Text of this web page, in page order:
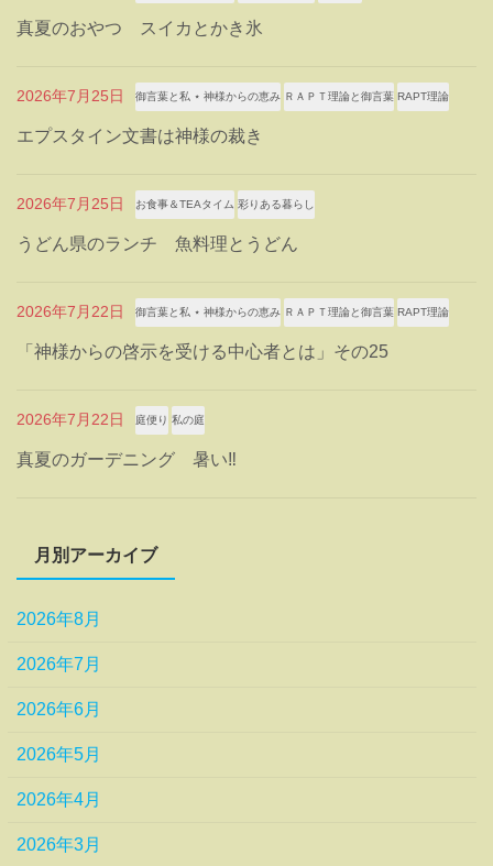
真夏のおやつ スイカとかき氷
2026年7月25日 御言葉と私 ⋆ 神様からの恵み ＲＡＰＴ理論と御言葉 RAPT理論
エプスタイン文書は神様の裁き
2026年7月25日 お食事＆TEAタイム 彩りある暮らし
うどん県のランチ 魚料理とうどん
2026年7月22日 御言葉と私 ⋆ 神様からの恵み ＲＡＰＴ理論と御言葉 RAPT理論
「神様からの啓示を受ける中心者とは」その25
2026年7月22日 庭便り 私の庭
真夏のガーデニング 暑い‼
月別アーカイブ
2026年8月
2026年7月
2026年6月
2026年5月
2026年4月
2026年3月